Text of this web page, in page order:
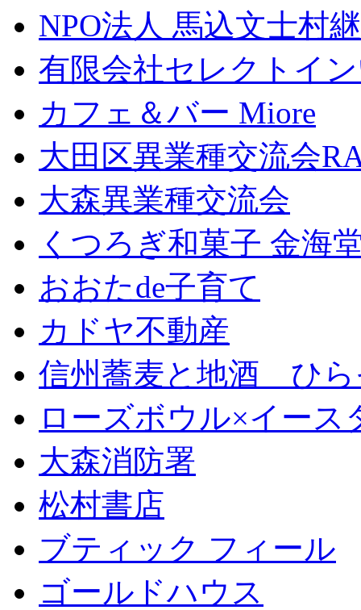
NPO法人 馬込文士村
有限会社セレクトイ
カフェ＆バー Miore
大田区異業種交流会
大森異業種交流会
くつろぎ和菓子 金海
おおたde子育て
カドヤ不動産
信州蕎麦と地酒 ひら
ローズボウル×イース
大森消防署
松村書店
ブティック フィール
ゴールドハウス